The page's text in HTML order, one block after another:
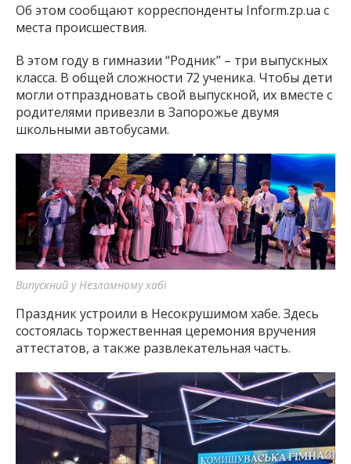
Об этом сообщают корреспонденты Inform.zp.ua с
места происшествия.
В этом году в гимназии “Родник” – три выпускных
класса. В общей сложности 72 ученика. Чтобы дети
могли отпраздновать свой выпускной, их вместе с
родителями привезли в Запорожье двумя
школьными автобусами.
Випускний у Незламному хабі
Праздник устроили в Несокрушимом хабе. Здесь
состоялась торжественная церемония вручения
аттестатов, а также развлекательная часть.